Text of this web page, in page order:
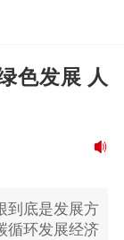
色发展 人
到底是发展方
循环发展经济